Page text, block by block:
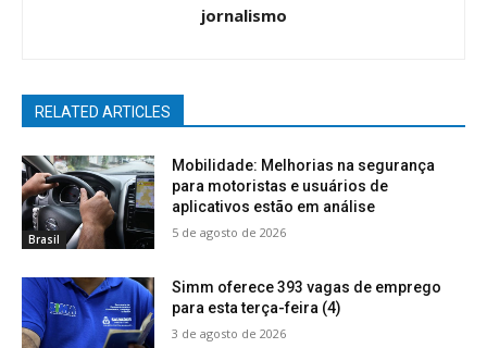
jornalismo
RELATED ARTICLES
Brasil
Mobilidade: Melhorias na segurança
para motoristas e usuários de
aplicativos estão em análise
5 de agosto de 2026
Simm oferece 393 vagas de emprego
para esta terça-feira (4)
3 de agosto de 2026